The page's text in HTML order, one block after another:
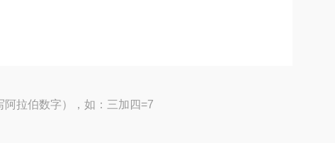
阿拉伯数字），如：三加四=7